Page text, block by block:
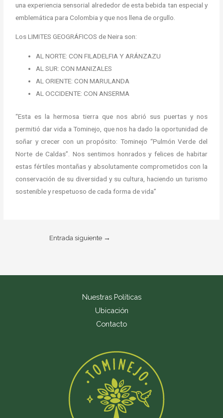
una experiencia sensorial alrededor de esta bebida tan especial y
emblemática para Colombia y que nos llena de orgullo.
Los LIMITES GEOGRÁFICOS de Neira son:
AL NORTE: CON FILADELFIA Y ARÁNZAZU
AL SUR: CON MANIZALES
AL ORIENTE: CON MARULANDA
AL OCCIDENTE: CON ANSERMA
“Esta es la hermosa tierra que nos abrió sus puertas y nos
permitió dar vida a Tominejo, que nos ha dado la oportunidad de
soñar y crecer con un propósito: Tominejo “Pulmón Verde del
Norte de Caldas”. Nos sentimos honrados y felices de habitar
estas fértiles montañas y absolutamente comprometidos con la
conservación de su diversidad y su cultura, haciendo un turismo
sostenible y respetuoso de cada forma de vida”
Entrada siguiente →
Nuestras Políticas
Ubicación
Contacto